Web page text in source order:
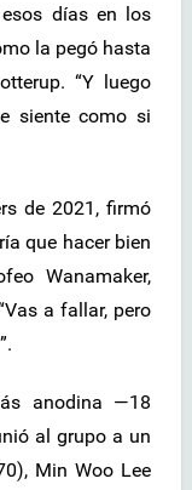
días en los
la pegó hasta
“Y luego
siente como si
de 2021, firmó
que hacer bien
Wanamaker,
a fallar, pero
anodina —18
al grupo a un
Min Woo Lee